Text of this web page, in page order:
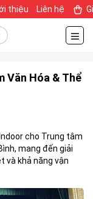
thiệu Liên hệ
Văn Hóa & Thể
cho Trung tâm
mang đến giải
và khả năng vận